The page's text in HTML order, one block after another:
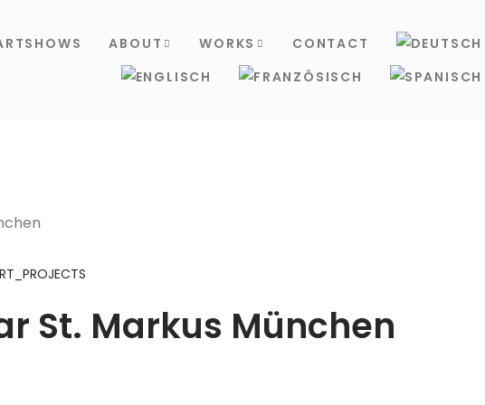
ABOUT WORKS CONTACT
St. Markus München